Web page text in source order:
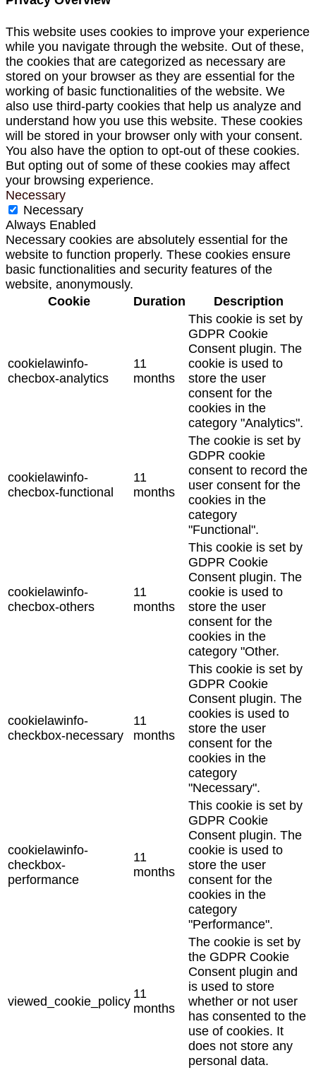
This website uses cookies to improve your experience
while you navigate through the website. Out of these,
the cookies that are categorized as necessary are
stored on your browser as they are essential for the
working of basic functionalities of the website. We
also use third-party cookies that help us analyze and
understand how you use this website. These cookies
will be stored in your browser only with your consent.
You also have the option to opt-out of these cookies.
But opting out of some of these cookies may affect
your browsing experience.
Necessary
Necessary
Always Enabled
Necessary cookies are absolutely essential for the
website to function properly. These cookies ensure
basic functionalities and security features of the
website, anonymously.
Cookie
Duration Description
cookielawinfo-
checbox-analytics
11
months
This cookie is set by
GDPR Cookie
Consent plugin. The
cookie is used to
store the user
consent for the
cookies in the
category "Analytics".
cookielawinfo-
checbox-functional
11
months
The cookie is set by
GDPR cookie
consent to record the
user consent for the
cookies in the
category
"Functional".
cookielawinfo-
checbox-others
11
months
This cookie is set by
GDPR Cookie
Consent plugin. The
cookie is used to
store the user
consent for the
cookies in the
category "Other.
cookielawinfo-
checkbox-necessary
11
months
This cookie is set by
GDPR Cookie
Consent plugin. The
cookies is used to
store the user
consent for the
cookies in the
category
"Necessary".
cookielawinfo-
checkbox-
performance
11
months
This cookie is set by
GDPR Cookie
Consent plugin. The
cookie is used to
store the user
consent for the
cookies in the
category
"Performance".
viewed_cookie_policy
11
months
The cookie is set by
the GDPR Cookie
Consent plugin and
is used to store
whether or not user
has consented to the
use of cookies. It
does not store any
personal data.